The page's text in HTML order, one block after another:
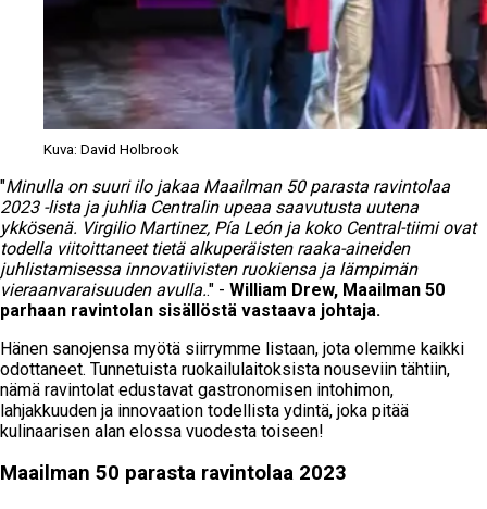
Kuva: David Holbrook
"Minulla on suuri ilo jakaa Maailman 50 parasta ravintolaa
2023 -lista ja juhlia Centralin upeaa saavutusta uutena
ykkösenä. Virgilio Martinez, Pía León ja koko Central-tiimi ovat
todella viitoittaneet tietä alkuperäisten raaka-aineiden
juhlistamisessa innovatiivisten ruokiensa ja lämpimän
vieraanvaraisuuden avulla.." - William Drew, Maailman 50
parhaan ravintolan sisällöstä vastaava johtaja.
Hänen sanojensa myötä siirrymme listaan, jota olemme kaikki
odottaneet. Tunnetuista ruokailulaitoksista nouseviin tähtiin,
nämä ravintolat edustavat gastronomisen intohimon,
lahjakkuuden ja innovaation todellista ydintä, joka pitää
kulinaarisen alan elossa vuodesta toiseen!
Maailman 50 parasta ravintolaa 2023